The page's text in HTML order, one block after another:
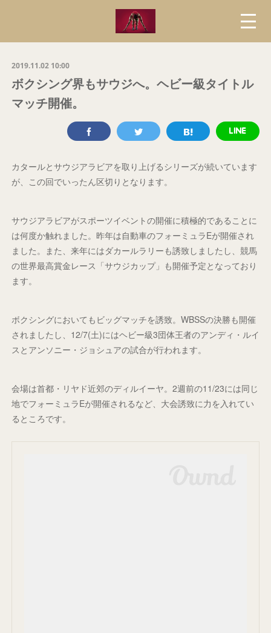
2019.11.02 10:00
ボクシング界もサウジへ。ヘビー級タイトル
マッチ開催。
カタールとサウジアラビアを取り上げるシリーズが続いています
が、この回でいったん区切りとなります。
サウジアラビアがスポーツイベントの開催に積極的であることに
は何度か触れました。昨年は自動車のフォーミュラEが開催され
ました。また、来年にはダカールラリーも誘致しましたし、競馬
の世界最高賞金レース「サウジカップ」も開催予定となっており
ます。
ボクシングにおいてもビッグマッチを誘致。WBSSの決勝も開催
されましたし、12/7(土)にはヘビー級3団体王者のアンディ・ルイ
スとアンソニー・ジョシュアの試合が行われます。
会場は首都・リヤド近郊のディルイーヤ。2週前の11/23には同じ
地でフォーミュラEが開催されるなど、大会誘致に力を入れてい
るところです。